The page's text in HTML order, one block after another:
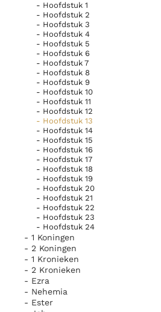
Berichten
Paus naar Pavia om o.a. H.
Het Vaticaan publiceert een
van het Romeins martyrologium
Vaticaanse financiële waakhond
Paus spreekt het
Paus Leo XIV in Pavia: "De stad
een taak"
RK Documenten stelt heel
kerkelijke documenten van
Katholieke Kerk in het
en is volledig afhankelijk
Ik help mee!
- Hoofdstuk 1
- Hoofdstuk 2
- Hoofdstuk 3
- Hoofdstuk 4
- Hoofdstuk 5
- Hoofdstuk 6
- Hoofdstuk 7
- Hoofdstuk 8
- Hoofdstuk 9
- Hoofdstuk 10
- Hoofdstuk 11
- Hoofdstuk 12
- Hoofdstuk 13
- Hoofdstuk 14
- Hoofdstuk 15
- Hoofdstuk 16
- Hoofdstuk 17
- Hoofdstuk 18
- Hoofdstuk 19
- Hoofdstuk 20
- Hoofdstuk 21
- Hoofdstuk 22
- Hoofdstuk 23
- Hoofdstuk 24
- 1 Koningen
- 2 Koningen
- 1 Kronieken
- 2 Kronieken
- Ezra
- Nehemia
- Ester
een man die overal raad op
Hij vroeg aan Amnon:
je er altijd zo ellendig uit,
opnieuw? Vertel het me
antwoordde: `Ik ben
van mijn broer Absalom.'
Jonadab zei: 'Je moet op
ziek houden, en als je
bezoeken, moet je tegen
zuster Tamar maar eens
versterkend voedsel voor
hier bij mij komt bereiden,
zien, dan eet ik wel wat zij
Amnon ging dus op bed
Toen de koning hem kwam
tot hem: `Kon mijn zuster
komen om hier bij mij een
maken; als zij ze mij